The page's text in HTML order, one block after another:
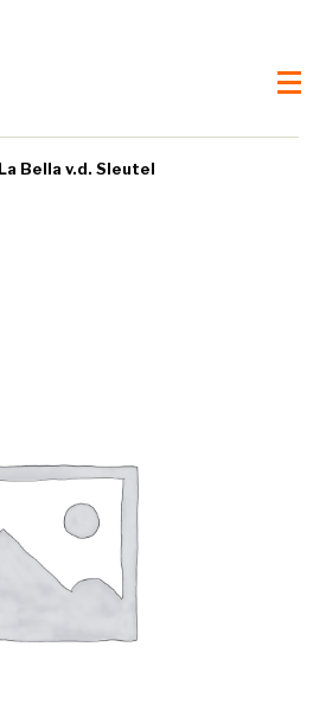
La Bella v.d. Sleutel